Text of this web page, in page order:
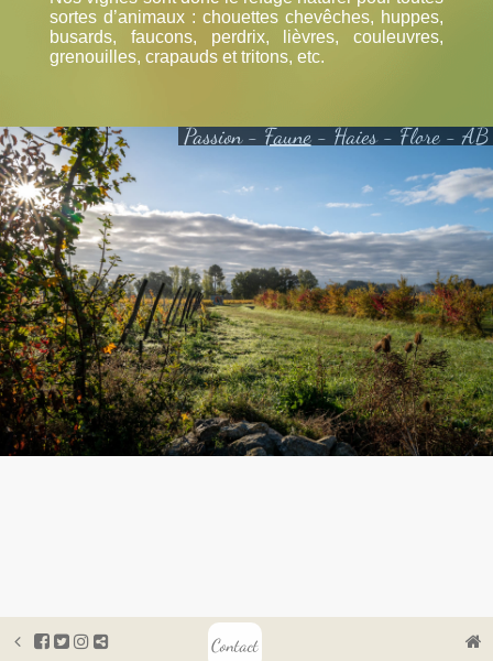
sortes d’animaux : chouettes chevêches, huppes,
busards, faucons, perdrix, lièvres, couleuvres,
grenouilles, crapauds et tritons, etc.
Passion- Faune- Haies- Flore-AB
Contact